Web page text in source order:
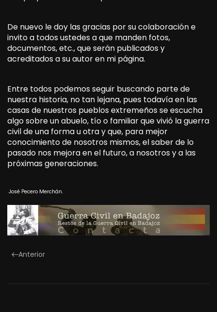
De nuevo le doy las gracias por su colaboración e
invito a todos ustedes a que manden fotos,
documentos, etc., que serán publicados y
acreditados a su autor en mi página.
Entre todos podemos seguir buscando parte de
nuestra historia, no tan lejana, pues todavía en las
casas de nuestros pueblos extremeños se escucha
algo sobre un abuelo, tío o familiar que vivió la guerra
civil de una forma u otra y que, para mejor
conocimiento de nosotros mismos, el saber de lo
pasado nos mejora en el futuro, a nosotros y a las
próximas generaciones.
José Pecero Merchán.
Anterior